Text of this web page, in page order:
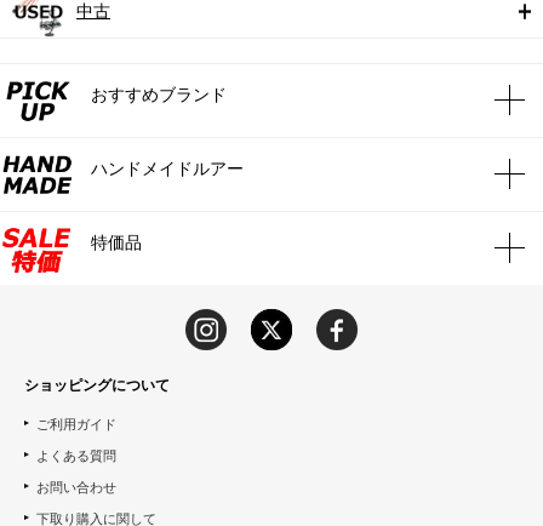
中古
おすすめブランド
ハンドメイドルアー
特価品
ショッピングについて
ご利用ガイド
よくある質問
お問い合わせ
下取り購入に関して